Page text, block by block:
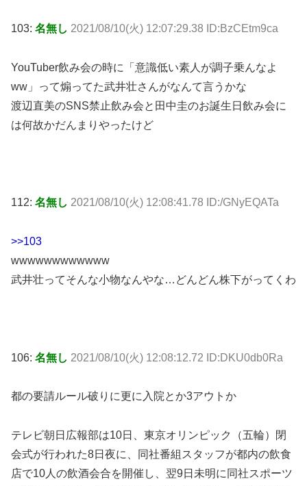
103: 名無し 2021/08/10(火) 12:07:29.38 ID:BzCEtm9ca
YouTuber飲み会の時に「意識低い素人が調子乗んなよ
ww」って煽ってた武井壮さんがなんて言うかな
渡辺直美のSNS禁止飲み会と田中圭のお誕生日飲み会に
は何故かだんまりやったけど
112: 名無し 2021/08/10(火) 12:08:41.78 ID:/GNyEQATa
>>103
wwwwwwwwwwww
武井壮ってそんな小物なんやな…どんどん株下がってくわ
106: 名無し 2021/08/10(火) 12:08:12.72 ID:DKU0db0Ra
都の要請ルール破りに更に入院とか3アウトか
テレビ朝日広報部は10日、東京オリンピック（五輪）閉
会式が行われた8日夜に、同社番組スタッフが都内の飲食
店で10人の飲酒会合を開催し、翌9日未明に同社スポーツ